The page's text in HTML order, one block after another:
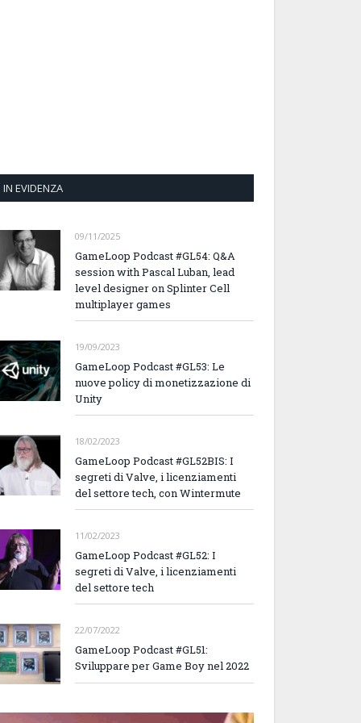
IN EVIDENZA
09/11/2025
GameLoop Podcast #GL54: Q&A
session with Pascal Luban, lead
level designer on Splinter Cell
multiplayer games
19/09/2023
GameLoop Podcast #GL53: Le
nuove policy di monetizzazione di
Unity
18/02/2023
GameLoop Podcast #GL52BIS: I
segreti di Valve, i licenziamenti
del settore tech, con Wintermute
11/02/2023
GameLoop Podcast #GL52: I
segreti di Valve, i licenziamenti
del settore tech
22/07/2022
GameLoop Podcast #GL51:
Sviluppare per Game Boy nel 2022